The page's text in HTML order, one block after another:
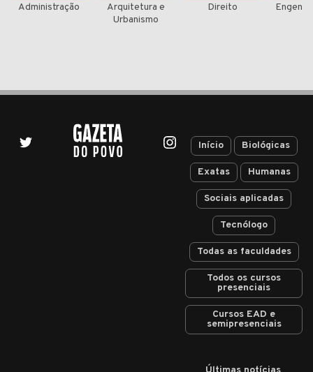
Administração
Arquitetura e
Urbanismo
Direito
Início Biológicas
Exatas Humanas
Sociais aplicadas
Tecnólogo
Todas as faculdades
Todos os cursos
presenciais
Cursos EAD e
semipresenciais